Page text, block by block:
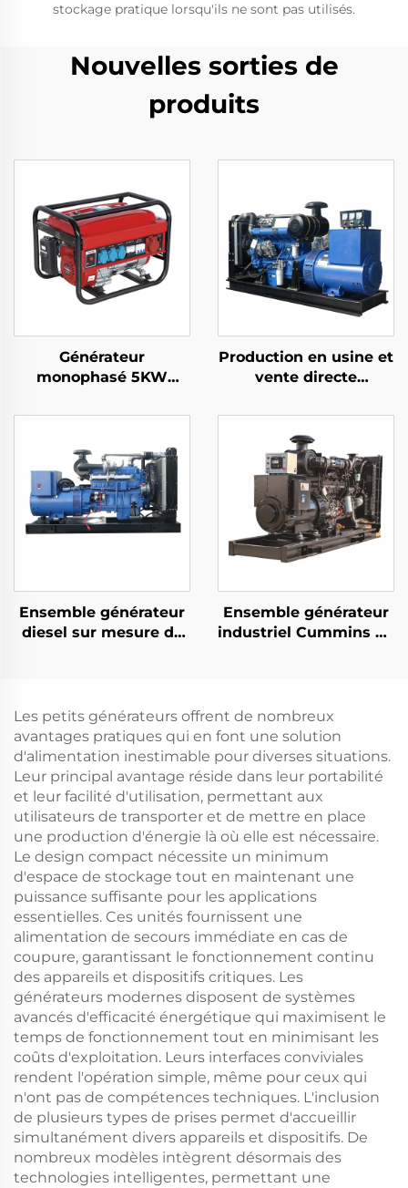
stockage pratique lorsqu'ils ne sont pas utilisés.
Nouvelles sorties de
produits
Générateur
monophasé 5KW
automatique Moteur
air 650W Puissance
nominale Utilisation
domestique et
extérieure Fréquence
automatique
Production en usine et
vente directe
générateurs diesel
haute performance
Ricardo
Ensemble générateur
diesel sur mesure de
carburant
Ensemble générateur
industriel Cummins de
électrique courante
Les petits générateurs offrent de nombreux
avantages pratiques qui en font une solution
d'alimentation inestimable pour diverses situations.
Leur principal avantage réside dans leur portabilité
et leur facilité d'utilisation, permettant aux
utilisateurs de transporter et de mettre en place
une production d'énergie là où elle est nécessaire.
Le design compact nécessite un minimum
d'espace de stockage tout en maintenant une
puissance suffisante pour les applications
essentielles. Ces unités fournissent une
alimentation de secours immédiate en cas de
coupure, garantissant le fonctionnement continu
des appareils et dispositifs critiques. Les
générateurs modernes disposent de systèmes
avancés d'efficacité énergétique qui maximisent le
temps de fonctionnement tout en minimisant les
coûts d'exploitation. Leurs interfaces conviviales
rendent l'opération simple, même pour ceux qui
n'ont pas de compétences techniques. L'inclusion
de plusieurs types de prises permet d'accueillir
simultanément divers appareils et dispositifs. De
nombreux modèles intègrent désormais des
technologies intelligentes, permettant une